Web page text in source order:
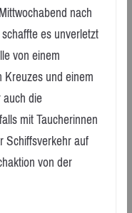
nach
es unverletzt
von einem
und einem
die
mit Taucherinnen
Schiffsverkehr auf
von der